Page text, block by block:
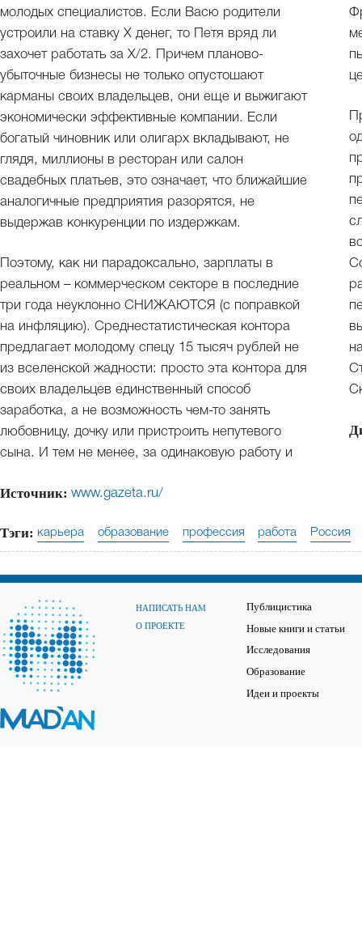
молодых специалистов. Если Васю родители
устроили на ставку Х денег, то Петя вряд ли
захочет работать за Х/2. Причем планово-
убыточные бизнесы не только опустошают
карманы своих владельцев, они еще и выжигают
экономически эффективные компании. Если
богатый чиновник или олигарх вкладывают, не
глядя, миллионы в ресторан или салон
свадебных платьев, это означает, что ближайшие
аналогичные предприятия разорятся, не
выдержав конкуренции по издержкам.
Поэтому, как ни парадоксально, зарплаты в
реальном – коммерческом секторе в последние
три года неуклонно СНИЖАЮТСЯ (с поправкой
на инфляцию). Среднестатистическая контора
предлагает молодому спецу 15 тысяч рублей не
из вселенской жадности: просто эта контора для
своих владельцев единственный способ
заработка, а не возможность чем-то занять
любовницу, дочку или пристроить непутевого
сына. И тем не менее, за одинаковую работу и
Источник: www.gazeta.ru/
Тэги: карьера образование профессия работа Россия
НАПИСАТЬ НАМ
О ПРОЕКТЕ
Публицистика
Новые книги и статьи
Исследования
Образование
Идеи и проекты